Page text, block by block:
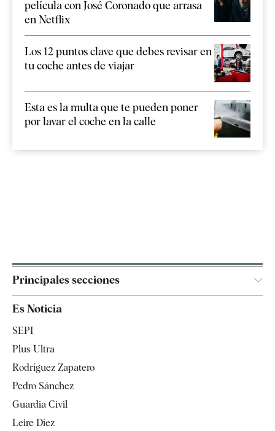
película con José Coronado que arrasa
en Netflix
Los 12 puntos clave que debes revisar en
tu coche antes de viajar
Esta es la multa que te pueden poner
por lavar el coche en la calle
Principales secciones
España
Televisión
Es Noticia
SEPI
Plus Ultra
Rodríguez Zapatero
Pedro Sánchez
Guardia Civil
Leire Díez